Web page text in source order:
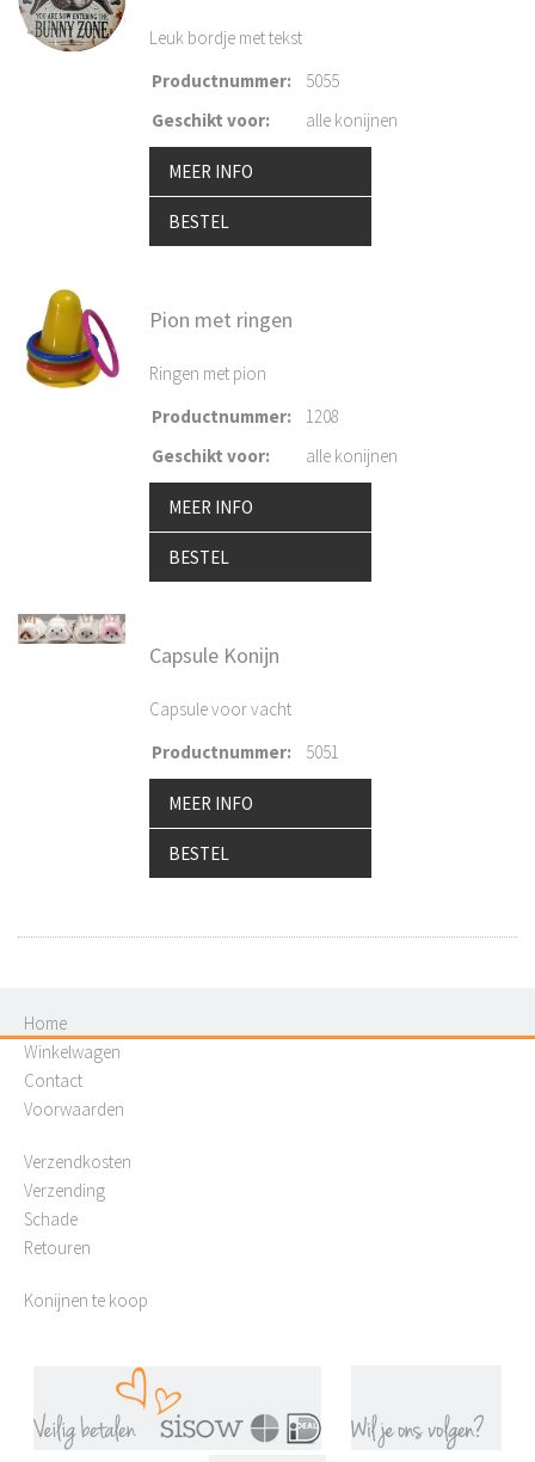
Leuk bordje met tekst
Productnummer:
5055
Geschikt voor: alle konijnen
MEER INFO
BESTEL
Pion met ringen
Ringen met pion
Productnummer:
1208
Geschikt voor: alle konijnen
MEER INFO
BESTEL
Capsule Konijn
Capsule voor vacht
Productnummer: 5051
MEER INFO
BESTEL
Home
Winkelwagen
Contact
Voorwaarden
Verzendkosten
Verzending
Schade
Retouren
Konijnen te koop